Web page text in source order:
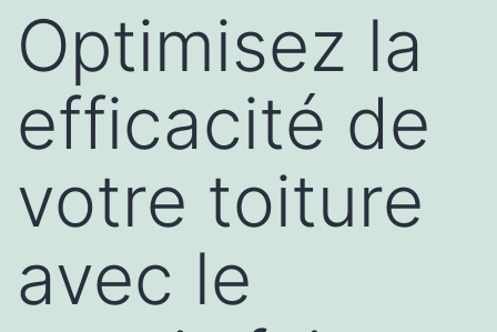
Optimisez la
efficacité de
votre toiture
avec le